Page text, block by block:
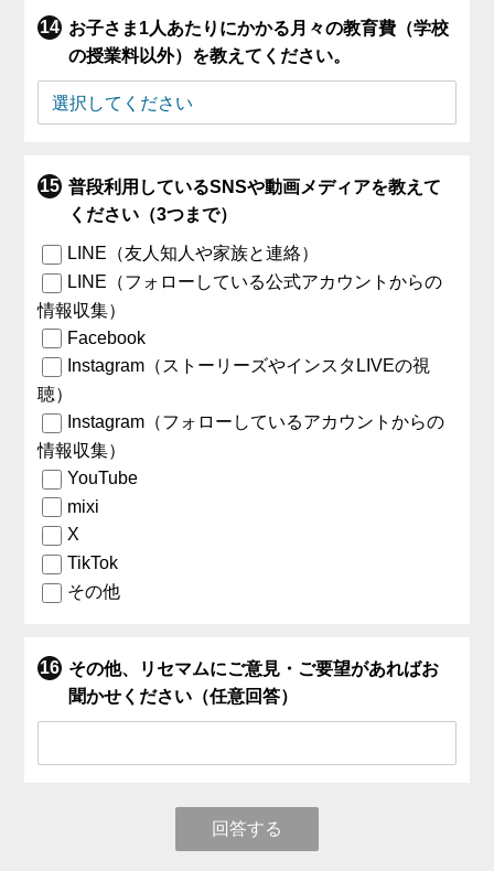
お子さま1人あたりにかかる月々の教育費（学校
の授業料以外）を教えてください。
普段利用しているSNSや動画メディアを教えて
ください（3つまで）
LINE（友人知人や家族と連絡）
LINE（フォローしている公式アカウントからの
情報収集）
Facebook
Instagram（ストーリーズやインスタLIVEの視
聴）
Instagram（フォローしているアカウントからの
情報収集）
YouTube
mixi
X
TikTok
その他
その他、リセマムにご意見・ご要望があればお
聞かせください（任意回答）
回答する